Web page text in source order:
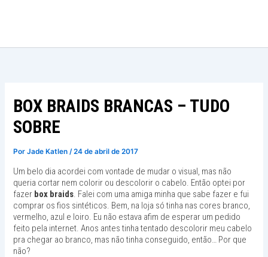
conteúdo
BOX BRAIDS BRANCAS – TUDO
SOBRE
PorJade Katlen/24 de abril de 2017
Um belo dia acordei com vontade de mudar o visual, mas não
queria cortar nem colorir ou descolorir o cabelo. Então optei por
fazer box braids. Falei com uma amiga minha que sabe fazer e fui
comprar os fios sintéticos. Bem, na loja só tinha nas cores branco,
vermelho, azul e loiro. Eu não estava afim de esperar um pedido
feito pela internet. Anos antes tinha tentado descolorir meu cabelo
pra chegar ao branco, mas não tinha conseguido, então… Por que
não?